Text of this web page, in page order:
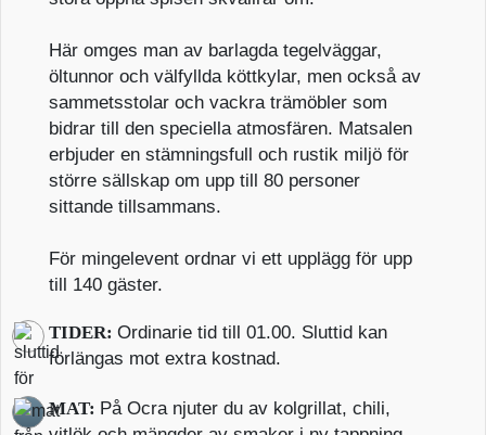
Här omges man av barlagda tegelväggar,
öltunnor och välfyllda köttkylar, men också av
sammetsstolar och vackra trämöbler som
bidrar till den speciella atmosfären. Matsalen
erbjuder en stämningsfull och rustik miljö för
större sällskap om upp till 80 personer
sittande tillsammans.
För mingelevent ordnar vi ett upplägg för upp
till 140 gäster.
TIDER:Ordinarie tid till 01.00. Sluttid kan
förlängas mot extra kostnad.
MAT: På Ocra njuter du av kolgrillat, chili,